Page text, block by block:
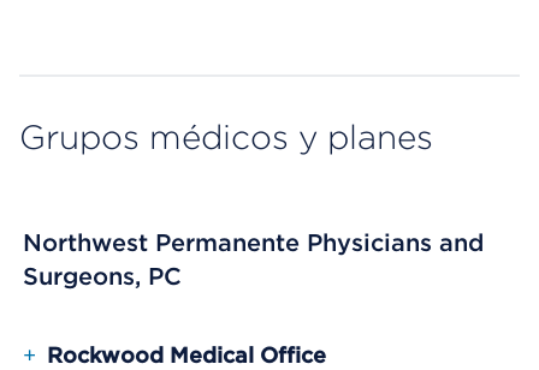
Grupos médicos y planes
Northwest Permanente Physicians and
Surgeons, PC
+ Rockwood Medical Office